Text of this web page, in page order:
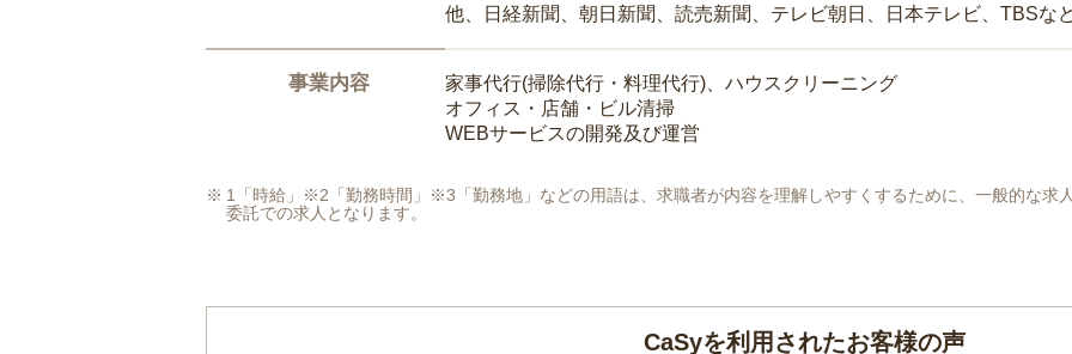
他、日経新聞、朝日新聞、読売新聞、テレビ朝日、日本テレビ、TBSな
事業内容
家事代行(掃除代行・料理代行)、ハウスクリーニング
オフィス・店舗・ビル清掃
WEBサービスの開発及び運営
1「時給」※2「勤務時間」※3「勤務地」などの用語は、求職者が内容を理解しやすくするために、一般的な求
委託での求人となります。
CaSyを利用されたお客様の声